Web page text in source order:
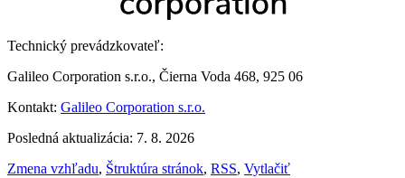
Technický prevádzkovateľ:
Galileo Corporation s.r.o., Čierna Voda 468, 925 06
Kontakt: Galileo Corporation s.r.o.
Posledná aktualizácia: 7. 8. 2026
Zmena vzhľadu, Štruktúra stránok, RSS, Vytlačiť